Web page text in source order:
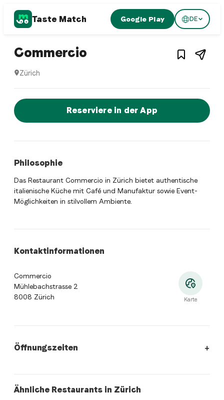
Taste Match Google Play DE
Italian restaurant 1 3
Commercio – Restaurant inZürich
Zürich
Jetzt sofort einen Tisch
Reserviere in der App
Philosophie
Das Restaurant Commercio in Zürich bietet authentische
italienische Küche mit Café und Manufaktur sowie Event-
Möglichkeiten in stilvollem Ambiente.
Kontaktinformationen
Commercio
Mühlebachstrasse 2
8008 Zürich
Karte
Öffnungszeiten
Ähnliche Restaurants in Zürich
italian
Frascati
italian
Sento